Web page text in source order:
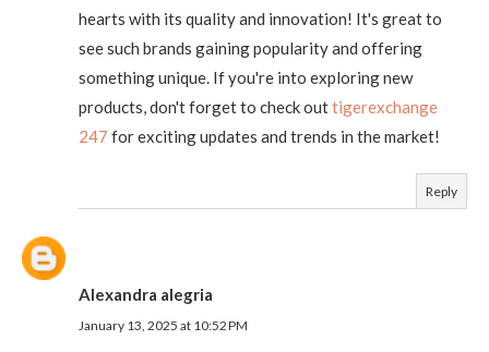
hearts with its quality and innovation! It's great to
see such brands gaining popularity and offering
something unique. If you're into exploring new
products, don't forget to check outtigerexchange
247 for exciting updates and trends in the market!
Reply
Alexandra alegria
January 13, 2025 at 10:52 PM